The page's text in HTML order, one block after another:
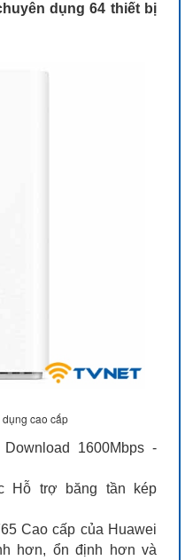
dụng 64 thiết bị
cao cấp
1600Mbps -
Hỗ trợ băng tần kép
Cao cấp của Huawei
hơn, ổn định hơn và